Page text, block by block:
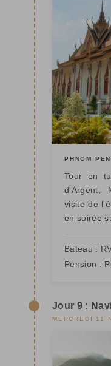
PHNOM
Tour en
d'Argent,
visite de
en soirée
Bateau :
Pension :
Jour 9 :
MERCREDI 11